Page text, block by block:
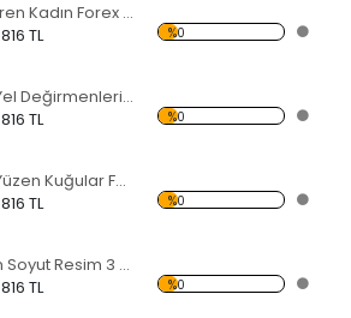
Keçi Süren Kadın Forex Tablo
816 TL %0
Beyaz Yel Değirmenleri Forex Tablo
816 TL %0
Gölde Yüzen Kuğular Forex Tablo
816 TL %0
Modern Soyut Resim 3 Forex Tablo
816 TL %0